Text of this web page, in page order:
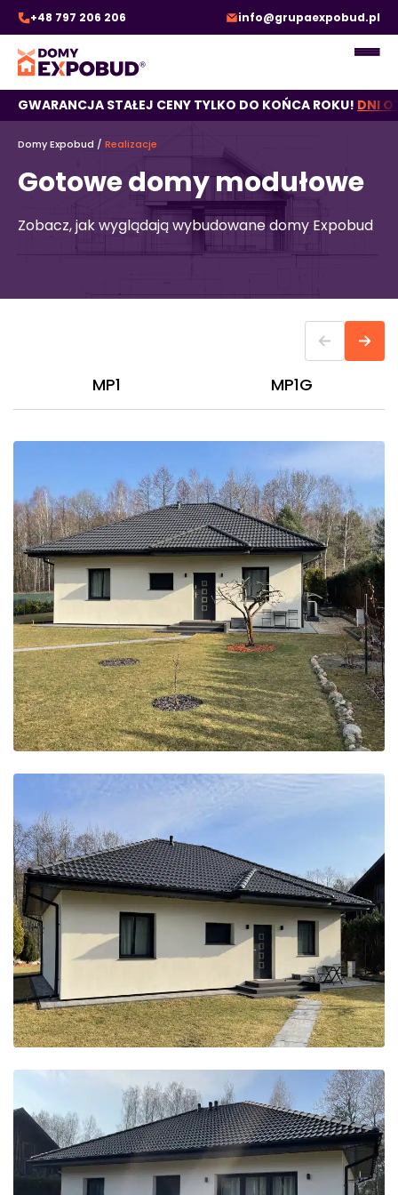
+48 797 206 206 info@grupaexpobud.pl
GWARANCJA STAŁEJ CENY TYLKO DO KOŃCA ROKU! DNI
Domy Expobud / Realizacje
Gotowe domy modułowe
Zobacz, jak wyglądają wybudowane domy Expobud
MP1 MP1G